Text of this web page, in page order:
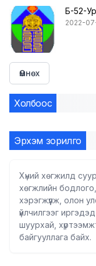
Б-52-
2022-
Өмнөх
Холбоос
Эрхэм зорилго
Хүний хөгжилд
хөгжлийн
хэрэгжүүлж, олон
үйлчилгээг
шуурхай,
байгууллага байх.